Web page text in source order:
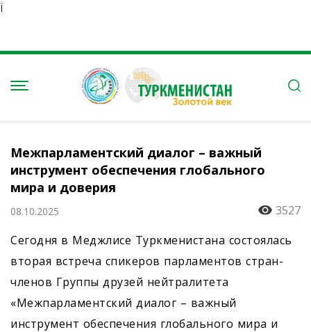
Ï
Межпарламентский диалог – важный
инструмент обеспечения глобального
мира и доверия
08.10.2025
3527
Сегодня в Меджлисе Туркменистана состоялась
вторая встреча спикеров парламентов стран-
членов Группы друзей нейтралитета
«Межпарламентский диалог – важный
инструмент обеспечения глобального мира и